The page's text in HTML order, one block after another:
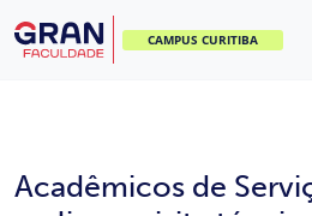
CAMPUS CURITIBA
Acadêmicos de